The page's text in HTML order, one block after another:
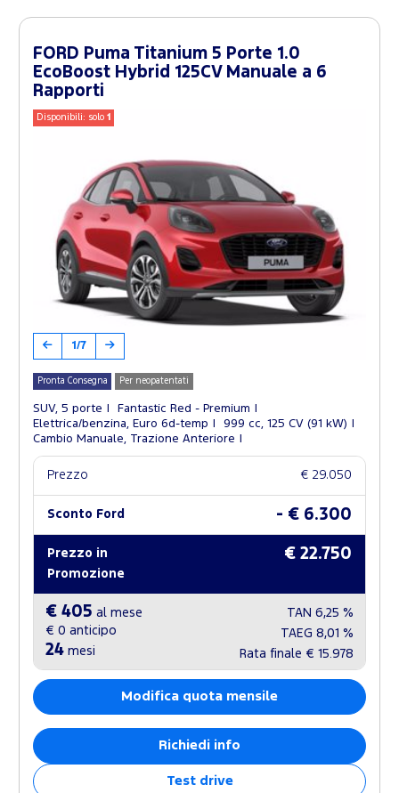
FORD Puma Titanium 5 Porte 1.0
EcoBoost Hybrid 125CV Manuale a 6
Rapporti
Disponibili: solo1
1/7
Pronta Consegna Per neopatentati
SUV, 5 porte
Fantastic Red - Premium
Elettrica/benzina, Euro 6d-temp
999 cc, 125 CV (91 kW)
Cambio Manuale, Trazione Anteriore
Prezzo € 29.050
Sconto Ford - € 6.300
Prezzo in
Promozione
€ 22.750
€ 405 al mese
€ 0 anticipo
24 mesi
TAN 6,25 %
TAEG 8,01 %
Rata finale € 15.978
Modifica quota mensile
Richiedi info
Test drive